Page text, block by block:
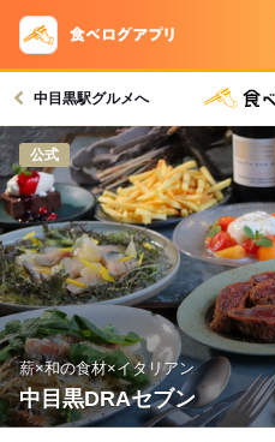
中目黒駅グルメへ
公式
薪×和の食材×イタリアン
中目黒DRAセブン